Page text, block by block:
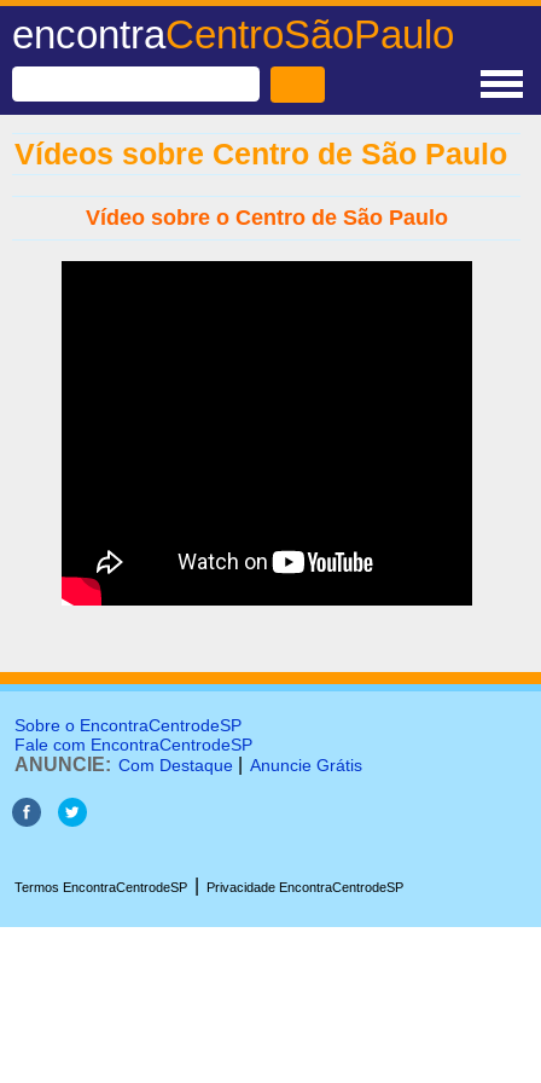
encontraCentroSãoPaulo
Vídeos sobre Centro de São Paulo
Vídeo sobre o Centro de São Paulo
Sobre o EncontraCentrodeSP
Fale com EncontraCentrodeSP
ANUNCIE: Com Destaque Anuncie Grátis
Termos EncontraCentrodeSP Privacidade EncontraCentrodeSP